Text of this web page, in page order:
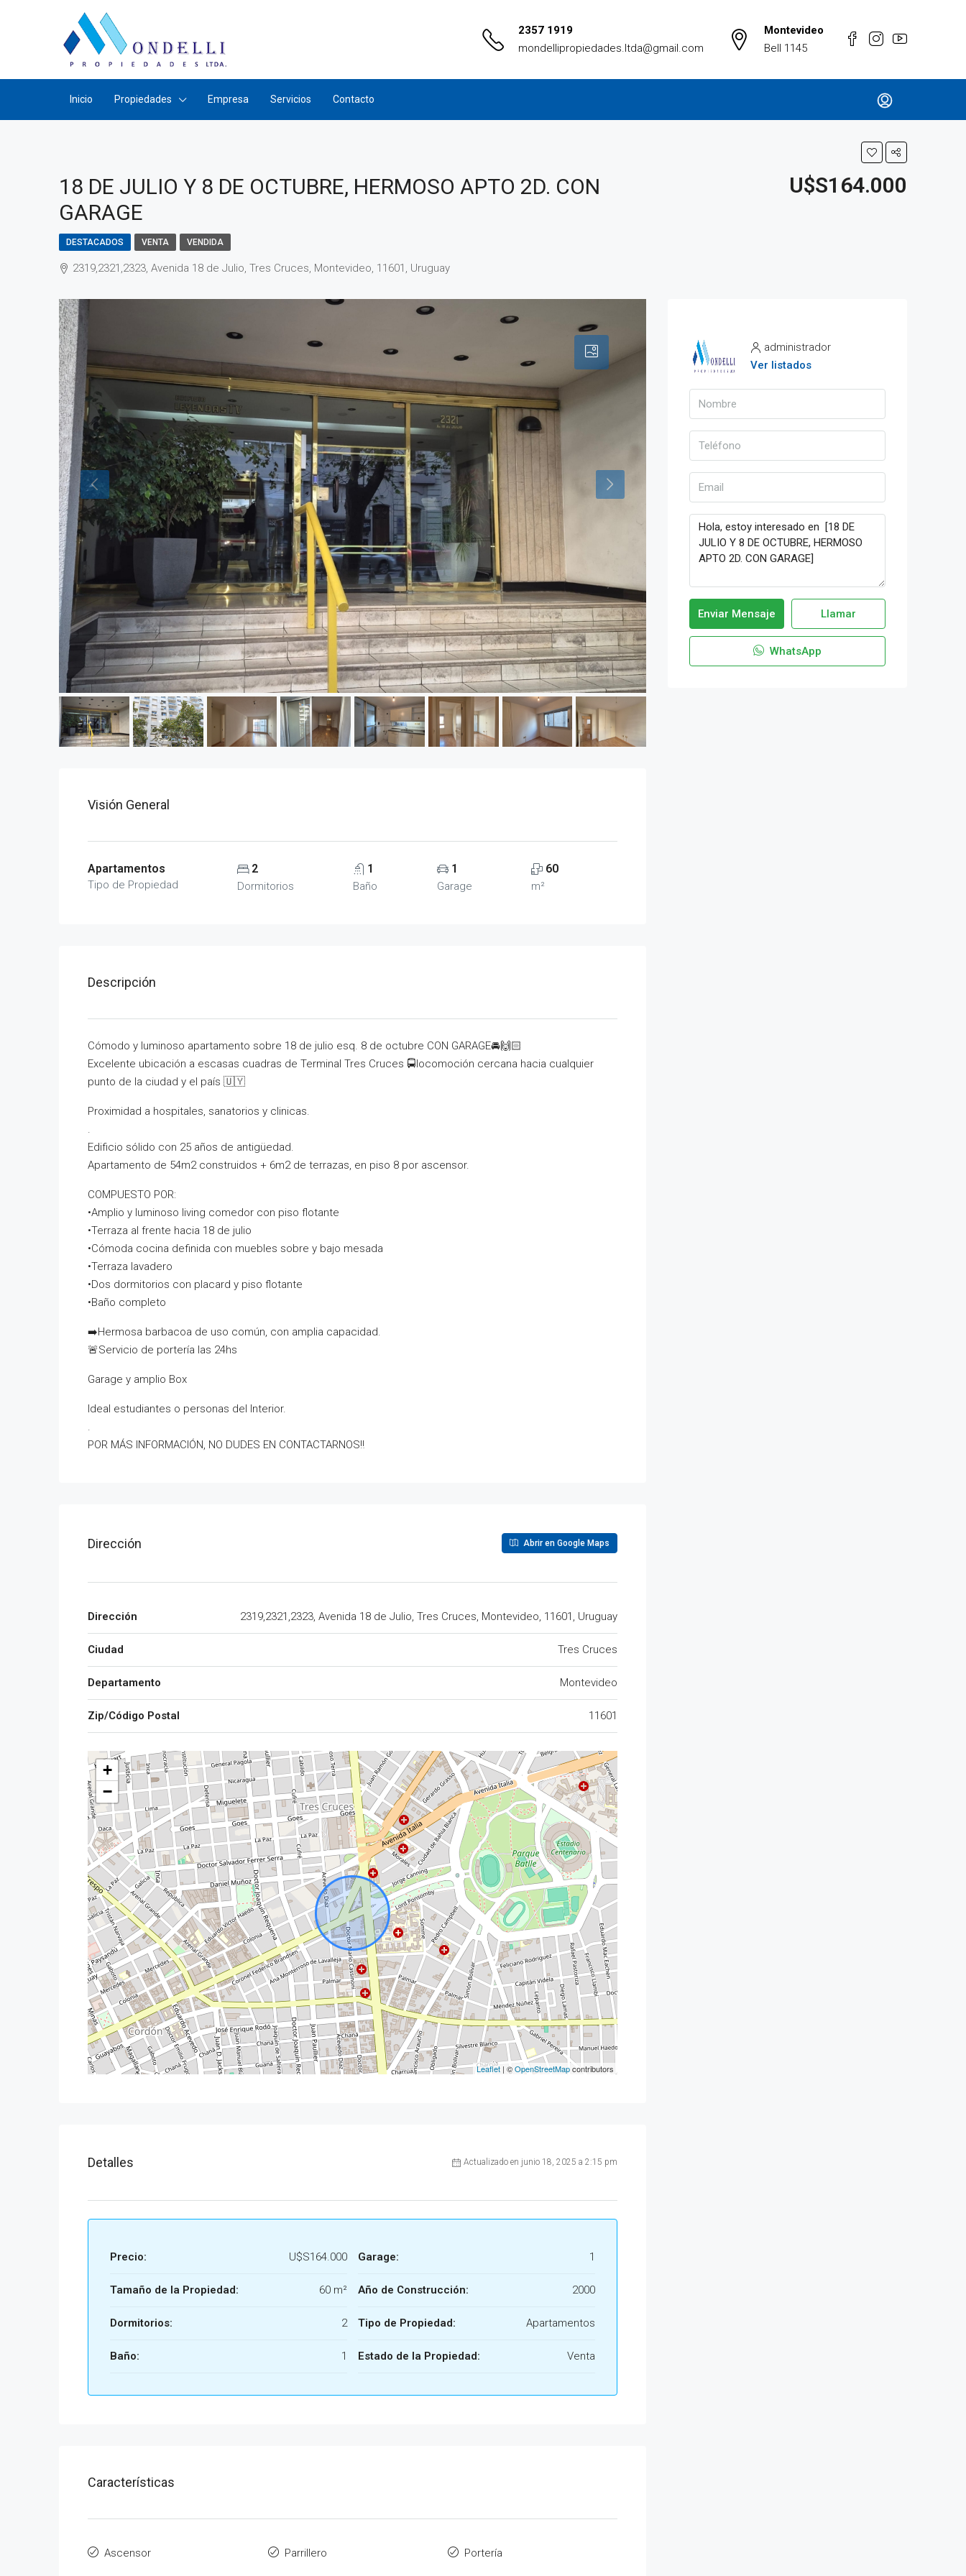
2357 1919
mondellipropiedades.ltda@gmail.com
Montevideo
Bell 1145
Inicio Propiedades Empresa Servicios Contacto
18 DE JULIO Y 8 DE OCTUBRE, HERMOSO APTO 2D. CON
GARAGE
U$S164.000
DESTACADOS VENTA VENDIDA
2319,2321,2323, Avenida 18 de Julio, Tres Cruces, Montevideo, 11601, Uruguay
Visión General
Apartamentos
Tipo de Propiedad
2
Dormitorios
1
Baño
1
Garage
60
m²
Descripción
Cómodo y luminoso apartamento sobre 18 de julio esq. 8 de octubre CON GARAGE🚘🙌🏻
Excelente ubicación a escasas cuadras de Terminal Tres Cruces 🚍locomoción cercana hacia cualquier
punto de la ciudad y el país 🇺🇾
Proximidad a hospitales, sanatorios y clinicas.
.
Edificio sólido con 25 años de antigüedad.
Apartamento de 54m2 construidos + 6m2 de terrazas, en piso 8 por ascensor.
COMPUESTO POR:
•Amplio y luminoso living comedor con piso flotante
•Terraza al frente hacia 18 de julio
•Cómoda cocina definida con muebles sobre y bajo mesada
•Terraza lavadero
•Dos dormitorios con placard y piso flotante
•Baño completo
➡️Hermosa barbacoa de uso común, con amplia capacidad.
🚨Servicio de portería las 24hs
Garage y amplio Box
Ideal estudiantes o personas del Interior.
.
POR MÁS INFORMACIÓN, NO DUDES EN CONTACTARNOS‼️
Dirección Abrir en Google Maps
Dirección 2319,2321,2323, Avenida 18 de Julio, Tres Cruces, Montevideo, 11601, Uruguay
Ciudad Tres Cruces
Departamento Montevideo
Zip/Código Postal 11601
+
−
Leaflet | ©OpenStreetMapcontributors
Detalles Actualizado en junio 18, 2025 a 2:15 pm
Precio: U$S164.000
Tamaño de la Propiedad: 60 m²
Dormitorios: 2
Baño: 1
Garage: 1
Año de Construcción: 2000
Tipo de Propiedad: Apartamentos
Estado de la Propiedad: Venta
Características
Ascensor Parrillero Portería
administrador
Ver listados
Enviar Mensaje Llamar
WhatsApp